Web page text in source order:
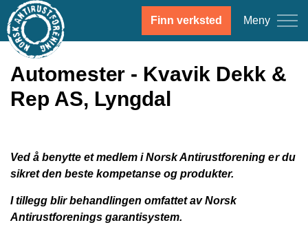
Finn verksted Meny
Automester - Kvavik Dekk &
Rep AS, Lyngdal
Ved å benytte et medlem i Norsk Antirustforening er du
sikret den beste kompetanse og produkter.
I tillegg blir behandlingen omfattet av Norsk
Antirustforenings garantisystem.